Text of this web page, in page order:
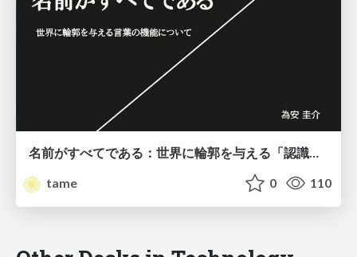
名前がすべてである：世界に輪郭を与える「認識のナイフ」の正体
tame
0 110